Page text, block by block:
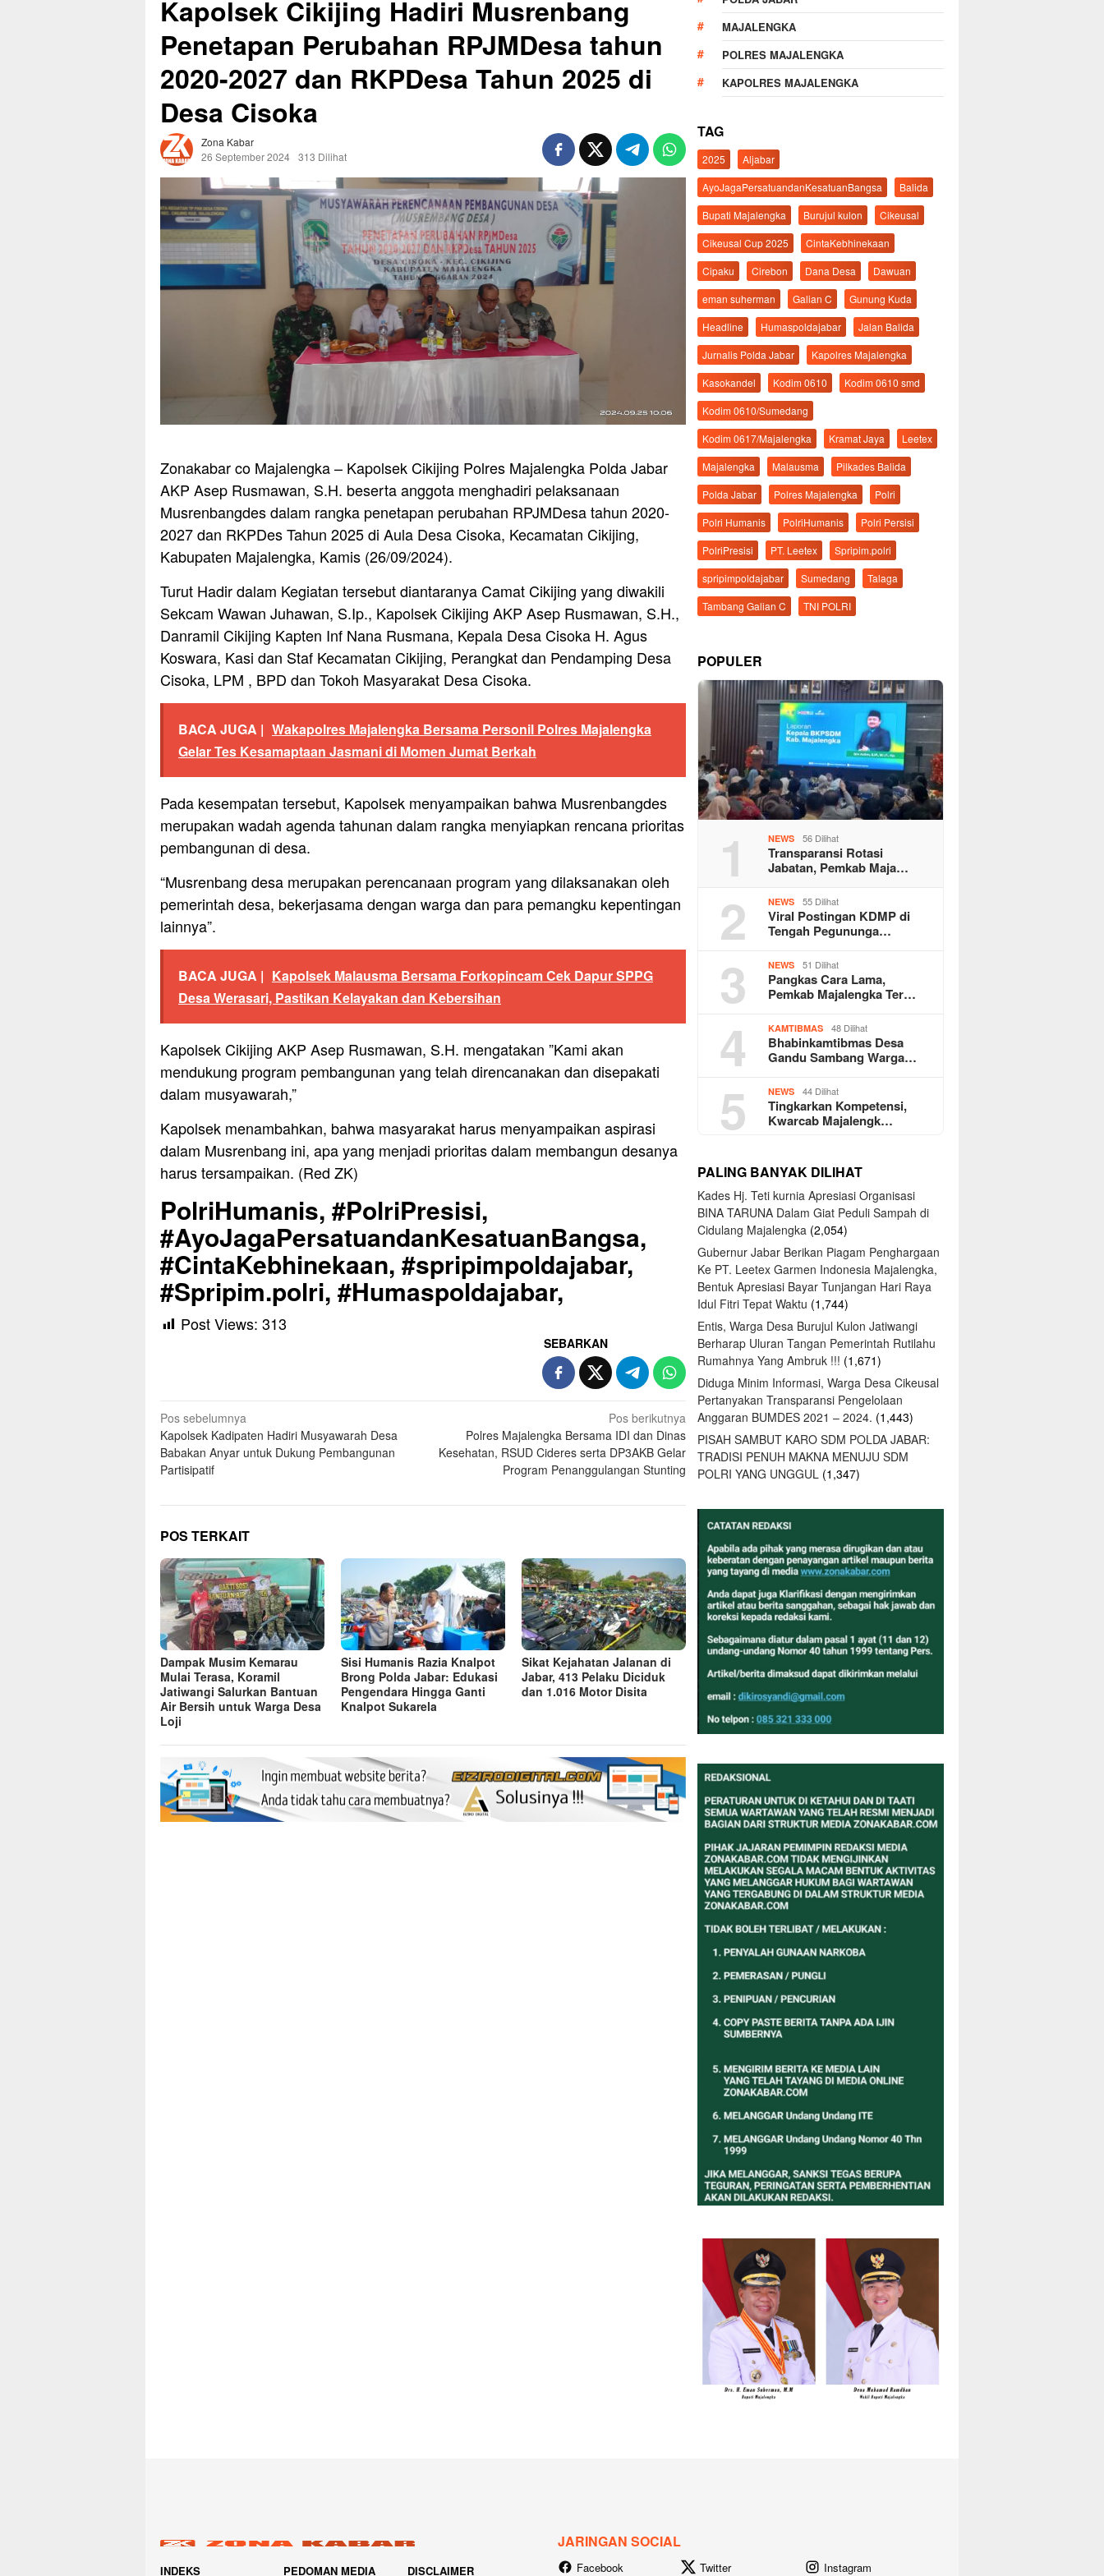
Kapolsek Cikijing Hadiri Musrenbang
Penetapan Perubahan RPJMDesa tahun
2020-2027 dan RKPDesa Tahun 2025 di
Desa Cisoka
Zona Kabar
26 September 2024 313 Dilihat
Zonakabar co Majalengka – Kapolsek Cikijing Polres Majalengka Polda Jabar
AKP Asep Rusmawan, S.H. beserta anggota menghadiri pelaksanaan
Musrenbangdes dalam rangka penetapan perubahan RPJMDesa tahun 2020-
2027 dan RKPDes Tahun 2025 di Aula Desa Cisoka, Kecamatan Cikijing,
Kabupaten Majalengka, Kamis (26/09/2024).
Turut Hadir dalam Kegiatan tersebut diantaranya Camat Cikijing yang diwakili
Sekcam Wawan Juhawan, S.Ip., Kapolsek Cikijing AKP Asep Rusmawan, S.H.,
Danramil Cikijing Kapten Inf Nana Rusmana, Kepala Desa Cisoka H. Agus
Koswara, Kasi dan Staf Kecamatan Cikijing, Perangkat dan Pendamping Desa
Cisoka, LPM , BPD dan Tokoh Masyarakat Desa Cisoka.
BACA JUGA | Wakapolres Majalengka Bersama Personil Polres Majalengka
Gelar Tes Kesamaptaan Jasmani di Momen Jumat Berkah
Pada kesempatan tersebut, Kapolsek menyampaikan bahwa Musrenbangdes
merupakan wadah agenda tahunan dalam rangka menyiapkan rencana prioritas
pembangunan di desa.
“Musrenbang desa merupakan perencanaan program yang dilaksanakan oleh
pemerintah desa, bekerjasama dengan warga dan para pemangku kepentingan
lainnya”.
BACA JUGA | Kapolsek Malausma Bersama Forkopincam Cek Dapur SPPG
Desa Werasari, Pastikan Kelayakan dan Kebersihan
Kapolsek Cikijing AKP Asep Rusmawan, S.H. mengatakan ”Kami akan
mendukung program pembangunan yang telah direncanakan dan disepakati
dalam musyawarah,”
Kapolsek menambahkan, bahwa masyarakat harus menyampaikan aspirasi
dalam Musrenbang ini, apa yang menjadi prioritas dalam membangun desanya
harus tersampaikan. (Red ZK)
PolriHumanis, #PolriPresisi,
#AyoJagaPersatuandanKesatuanBangsa,
#CintaKebhinekaan, #spripimpoldajabar,
#Spripim.polri, #Humaspoldajabar,
Post Views: 313
SEBARKAN
Navigasi
pos
Pos sebelumnya
Kapolsek Kadipaten Hadiri Musyawarah Desa
Babakan Anyar untuk Dukung Pembangunan
Partisipatif
Pos berikutnya
Polres Majalengka Bersama IDI dan Dinas
Kesehatan, RSUD Cideres serta DP3AKB Gelar
Program Penanggulangan Stunting
POS TERKAIT
Dampak Musim Kemarau
Mulai Terasa, Koramil
Jatiwangi Salurkan Bantuan
Air Bersih untuk Warga Desa
Loji
Sisi Humanis Razia Knalpot
Brong Polda Jabar: Edukasi
Pengendara Hingga Ganti
Knalpot Sukarela
Sikat Kejahatan Jalanan di
Jabar, 413 Pelaku Diciduk
dan 1.016 Motor Disita
MAJALENGKA
POLRES MAJALENGKA
KAPOLRES MAJALENGKA
TAG
2025
Aljabar
AyoJagaPersatuandanKesatuanBangsa
Balida
Bupati Majalengka
Burujul kulon
Cikeusal
Cikeusal Cup 2025
CintaKebhinekaan
Cipaku
Cirebon Dana Desa
Dawuan
eman suherman
Galian C
Gunung Kuda
Headline
Humaspoldajabar
Jalan Balida
Jurnalis Polda Jabar
Kapolres Majalengka
Kasokandel
Kodim 0610
Kodim 0610 smd
Kodim 0610/Sumedang
Kodim 0617/Majalengka
Kramat Jaya
Leetex
Majalengka
Malausma
Pilkades Balida
Polda Jabar
Polres Majalengka
Polri
Polri Humanis
PolriHumanis
Polri Persisi
PolriPresisi
PT. Leetex
Spripim.polri
spripimpoldajabar
Sumedang
Talaga
Tambang Galian C
TNI POLRI
POPULER
1 NEWS 56 Dilihat
Transparansi Rotasi
Jabatan, Pemkab Maja…
2 NEWS 55 Dilihat
Viral Postingan KDMP di
Tengah Pegununga…
3 NEWS 51 Dilihat
Pangkas Cara Lama,
Pemkab Majalengka Ter…
4 KAMTIBMAS 48 Dilihat
Bhabinkamtibmas Desa
Gandu Sambang Warga…
5 NEWS 44 Dilihat
Tingkarkan Kompetensi,
Kwarcab Majalengk…
PALING BANYAK DILIHAT
Kades Hj. Teti kurnia Apresiasi Organisasi
BINA TARUNA Dalam Giat Peduli Sampah di
Cidulang Majalengka (2,054)
Gubernur Jabar Berikan Piagam Penghargaan
Ke PT. Leetex Garmen Indonesia Majalengka,
Bentuk Apresiasi Bayar Tunjangan Hari Raya
Idul Fitri Tepat Waktu (1,744)
Entis, Warga Desa Burujul Kulon Jatiwangi
Berharap Uluran Tangan Pemerintah Rutilahu
Rumahnya Yang Ambruk !!! (1,671)
Diduga Minim Informasi, Warga Desa Cikeusal
Pertanyakan Transparansi Pengelolaan
Anggaran BUMDES 2021 – 2024. (1,443)
PISAH SAMBUT KARO SDM POLDA JABAR:
TRADISI PENUH MAKNA MENUJU SDM
POLRI YANG UNGGUL (1,347)
INDEKS PEDOMAN MEDIA DISCLAIMER
JARINGAN SOCIAL
Facebook Twitter Instagram